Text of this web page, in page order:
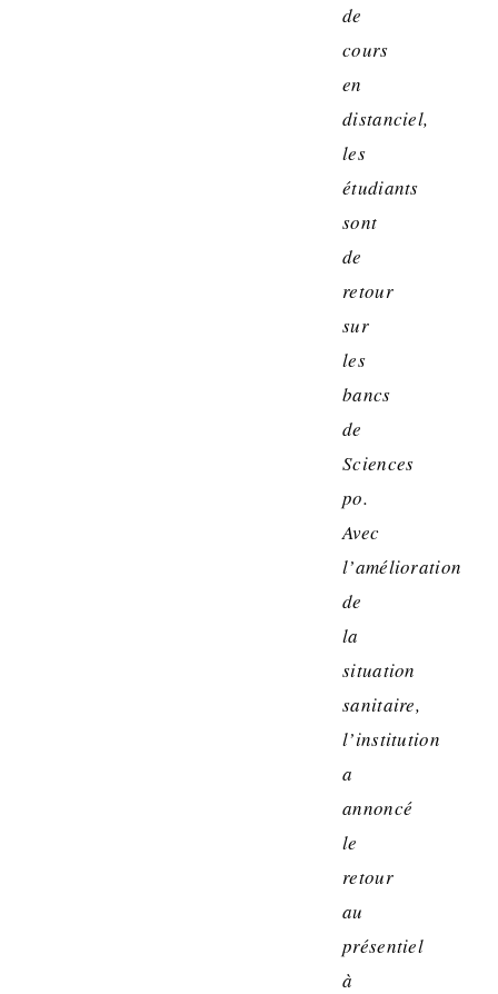
de
cours
en
distanciel,
les
étudiants
sont
de
retour
sur
les
bancs
de
Sciences
po.
Avec
l’amélioration
de
la
situation
sanitaire,
l’institution
a
annoncé
le
retour
au
présentiel
à